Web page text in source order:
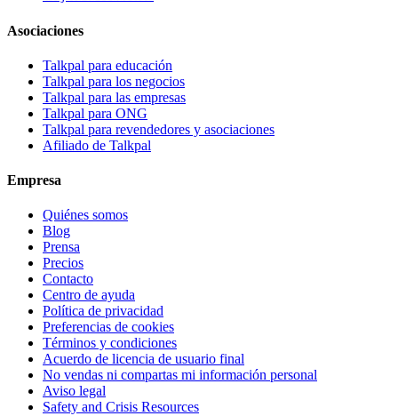
Asociaciones
Talkpal para educación
Talkpal para los negocios
Talkpal para las empresas
Talkpal para ONG
Talkpal para revendedores y asociaciones
Afiliado de Talkpal
Empresa
Quiénes somos
Blog
Prensa
Precios
Contacto
Centro de ayuda
Política de privacidad
Preferencias de cookies
Términos y condiciones
Acuerdo de licencia de usuario final
No vendas ni compartas mi información personal
Aviso legal
Safety and Crisis Resources